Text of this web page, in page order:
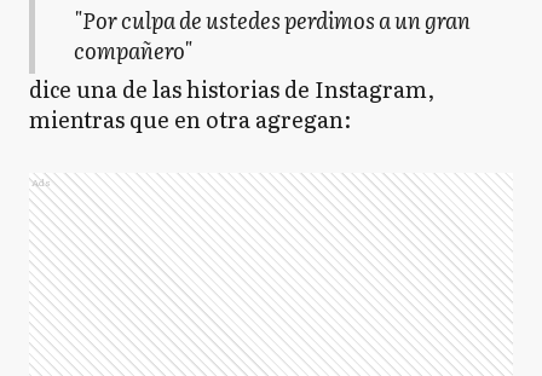
"Por culpa de ustedes perdimos a un gran
compañero"
dice una de las historias de Instagram,
mientras que en otra agregan:
Ads